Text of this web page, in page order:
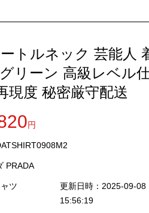
トルネック 芸能人
リーン 高級レベル
現度 秘密厳守配送
円
PRADA
ツ
更新日時：2025-09-08
15:56:19